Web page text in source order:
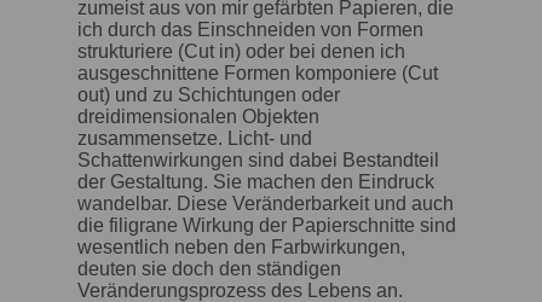
zumeist aus von mir gefärbten Papieren, die
ich durch das Einschneiden von Formen
strukturiere (Cut in) oder bei denen ich
ausgeschnittene Formen komponiere (Cut
out) und zu Schichtungen oder
dreidimensionalen Objekten
zusammensetze. Licht- und
Schattenwirkungen sind dabei Bestandteil
der Gestaltung. Sie machen den Eindruck
wandelbar. Diese Veränderbarkeit und auch
die filigrane Wirkung der Papierschnitte sind
wesentlich neben den Farbwirkungen,
deuten sie doch den ständigen
Veränderungsprozess des Lebens an.